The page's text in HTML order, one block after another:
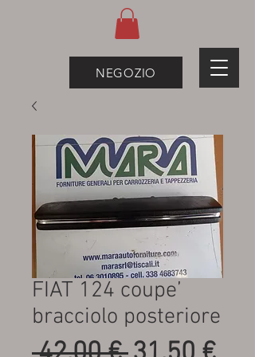
NEGOZIO
FIAT 124 coupe’
bracciolo posteriore